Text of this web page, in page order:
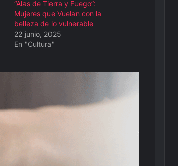
“Alas de Tierra y Fuego”:
Mujeres que Vuelan con la
belleza de lo vulnerable
22 junio, 2025
En "Cultura"